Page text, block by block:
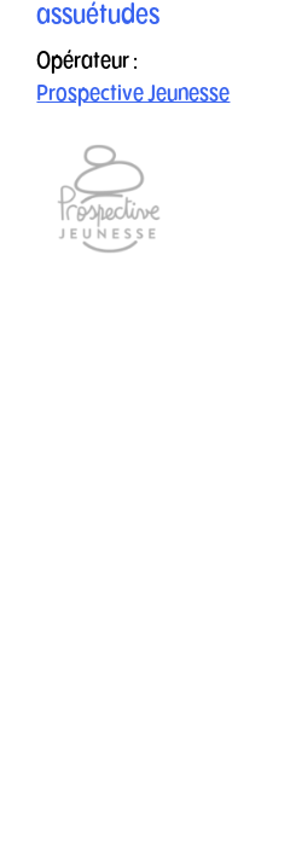
assuétudes
Opérateur :
Prospective Jeunesse